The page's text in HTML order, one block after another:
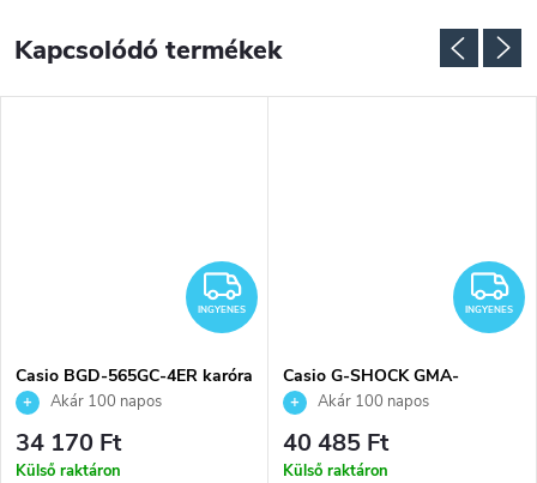
Kapcsolódó termékek
INGYENES
INGYENES
Casio BGD-565GC-4ER karóra
Akár 100 napos
visszaküldési lehetőség. Hivatalos
márkakereskedő.
34 170 Ft
Külső raktáron
INGYENES
Casio G-SHOCK GMA-
P2100PC-4AER karóra
Akár 100 napos
visszaküldési lehetőség. Hivatalos
márkakereskedő.
40 485 Ft
Külső raktáron